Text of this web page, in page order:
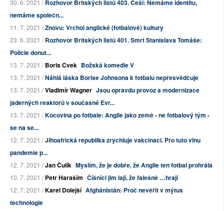
30. 6. 2021 /Rozhovor Britských listů 403. Češi: Nemáme identitu,
nemáme společn...
11. 7. 2021 /Znovu: Vrchol anglické (fotbalové) kultury
23. 6. 2021 /Rozhovor Britských listů 401. Smrt Stanislava Tomáše:
Policie donut...
13. 7. 2021 /Boris Cvek Božská komedie V
13. 7. 2021 /Náhlá láska Borise Johnsona k fotbalu nepřesvědčuje
13. 7. 2021 /Vladimír Wagner Jsou opravdu provoz a modernizace
jaderných reaktorů v současné Evr...
13. 7. 2021 /Kocovina po fotbale: Anglie jako země - ne fotbalový tým -
se na se...
12. 7. 2021 /Jihoafrická republika zrychluje vakcinaci. Pro tuto vlnu
pandemie p...
12. 7. 2021 /Jan Čulík Myslím, že je dobře, že Anglie ten fotbal prohrála
10. 7. 2021 /Petr Haraším Číšníci jim lají, že falešně …hrají
12. 7. 2021 /Karel Dolejší Afghánistán: Proč nevěřit v mýtus
technologie